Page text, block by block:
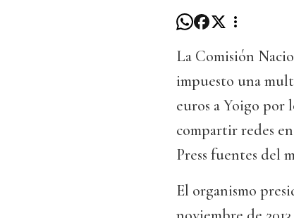
La Comisión
impuesto una
euros a Yoigo por
compartir redes
Press fuentes del
El organismo